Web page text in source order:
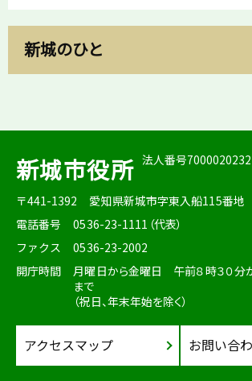
新城のひと
新城市役所 法人番号
〒441-1392
愛知県新城市字東入船115番地
電話番号
0536-23-1111（代表）
ファクス
0536-23-2002
開庁時間
月曜日から金曜日 午前８時３０分
まで
（祝日、年末年始を除く）
アクセスマップ お問い合